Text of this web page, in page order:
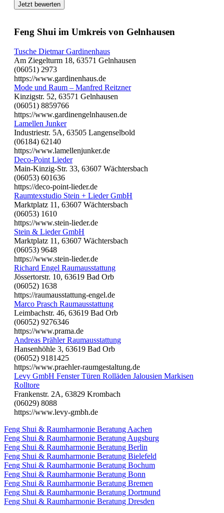
Jetzt bewerten
Feng Shui im Umkreis von Gelnhausen
Tusche Dietmar Gardinenhaus
Am Ziegelturm 18, 63571 Gelnhausen
(06051) 2973
https://www.gardinenhaus.de
Mode und Raum – Manfred Reitzner
Kinzigstr. 52, 63571 Gelnhausen
(06051) 8859766
https://www.gardinengelnhausen.de
Lamellen Junker
Industriestr. 5A, 63505 Langenselbold
(06184) 62140
https://www.lamellenjunker.de
Deco-Point Lieder
Main-Kinzig-Str. 33, 63607 Wächtersbach
(06053) 601636
https://deco-point-lieder.de
Raumtexstudio Stein + Lieder GmbH
Marktplatz 11, 63607 Wächtersbach
(06053) 1610
https://www.stein-lieder.de
Stein & Lieder GmbH
Marktplatz 11, 63607 Wächtersbach
(06053) 9648
https://www.stein-lieder.de
Richard Engel Raumausstattung
Jössertorstr. 10, 63619 Bad Orb
(06052) 1638
https://raumausstattung-engel.de
Marco Prasch Raumausstattung
Leimbachstr. 46, 63619 Bad Orb
(06052) 9276346
https://www.prama.de
Andreas Prähler Raumausstattung
Hansenhöhle 3, 63619 Bad Orb
(06052) 9181425
https://www.praehler-raumgestaltung.de
Levy GmbH Fenster Türen Rolläden Jalousien Markisen
Rolltore
Frankenstr. 2A, 63829 Krombach
(06029) 8088
https://www.levy-gmbh.de
Feng Shui & Raumharmonie Beratung Aachen
Feng Shui & Raumharmonie Beratung Augsburg
Feng Shui & Raumharmonie Beratung Berlin
Feng Shui & Raumharmonie Beratung Bielefeld
Feng Shui & Raumharmonie Beratung Bochum
Feng Shui & Raumharmonie Beratung Bonn
Feng Shui & Raumharmonie Beratung Bremen
Feng Shui & Raumharmonie Beratung Dortmund
Feng Shui & Raumharmonie Beratung Dresden